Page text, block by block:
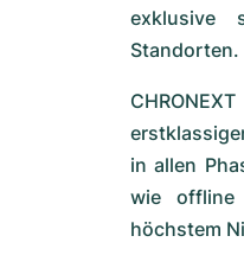
exklusive
Standorten.
in allen
wie offline
höchstem